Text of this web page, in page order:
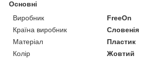
Основні
Виробник
FreeOn
Країна виробник
Словенія
Матеріал
Пластик
Колір
Жовтий